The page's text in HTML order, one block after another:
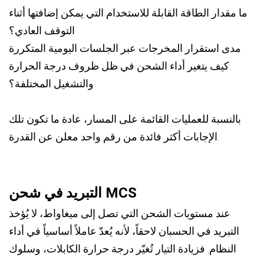
ما مقدار الطاقة القابلة للاستخدام التي يمكن إضافتها أثناء
التوقف العادي؟
مدى استقرار المخرجات عبر الجلسات اليومية المتكررة
كيف يتغير أداء الشحن في ظل ظروف درجة الحرارة
والتشغيل المختلفة؟
بالنسبة للعمليات القائمة على المسار، عادة ما تكون تلك
التبريد في شحن MCS
عند مستويات الشحن التي تصل إلى ميغاواط، لا يُؤخذ
التبريد في الحسبان لاحقاً، لأنه يُعدّ عاملاً أساسياً في أداء
النظام. فزيادة التيار تُغيّر درجة حرارة الكابلات، وسلوك